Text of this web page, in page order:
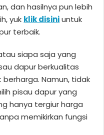
dan hasilnya pun lebih
yuk klik disiniuntuk
terbaik.
siapa saja yang
dapur berkualitas
Namun, tidak
pisau dapur yang
hanya tergiur harga
memikirkan fungsi